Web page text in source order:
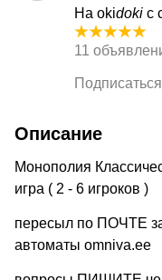
На okidoki с
11
Подписаться
Описание
Монополия
игра ( 2 - 6 игроков )
пересыл по ПОЧТЕ
автоматы omniva.ee